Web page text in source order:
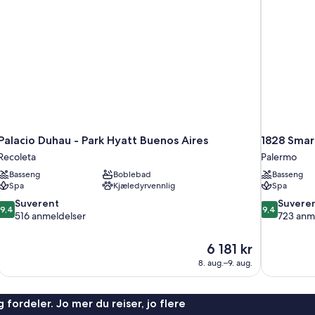
Duhau - Park Hyatt Buenos Aires
Basseng
Boblebad
Spa
Kjæledyrvennlig
9,4 Suverent
516 anmeldelser
Prisen
er
6 181 kr
6 181 kr
8. aug.–9. aug.
1828
Palermo
Basseng
Spa
9.4
av
anmeldelser
9,4
723
fordeler. Jo mer du reiser, jo flere